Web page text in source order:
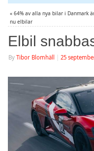
« 64% av alla nya bilar i Danmark
nu elbilar
Elbil
By Tibor Blomhäll 25